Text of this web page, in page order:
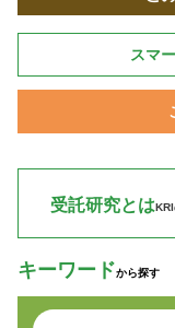
スマ
受託研究とは
キーワードから探す